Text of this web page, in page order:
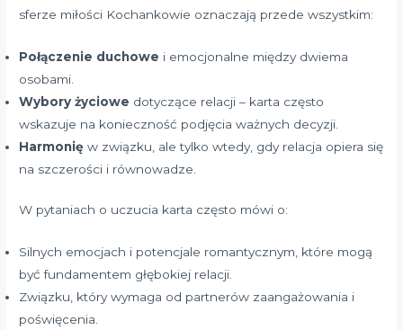
sferze miłości Kochankowie oznaczają przede wszystkim:
Połączenie duchowe i emocjonalne między dwiema
osobami.
Wybory życiowe dotyczące relacji – karta często
wskazuje na konieczność podjęcia ważnych decyzji.
Harmonię w związku, ale tylko wtedy, gdy relacja opiera się
na szczerości i równowadze.
W pytaniach o uczucia karta często mówi o:
Silnych emocjach i potencjale romantycznym, które mogą
być fundamentem głębokiej relacji.
Związku, który wymaga od partnerów zaangażowania i
poświęcenia.